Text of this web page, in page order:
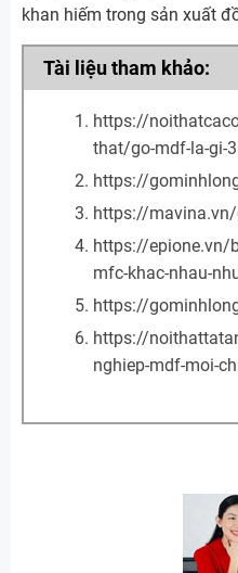
khan hiếm trong sản xuất
Tài liệu tham khảo:
https://
that/go-mdf-la-gi-
https://
https://
https://epione.vn/
mfc-khac-nhau-
https://
https://
nghiep-mdf-moi-